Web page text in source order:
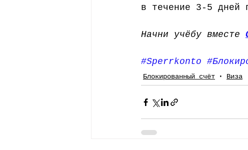
в течение 3-5 дней
Начни учёбу вместе
#Sperrkonto
Блокированный счёт Виза